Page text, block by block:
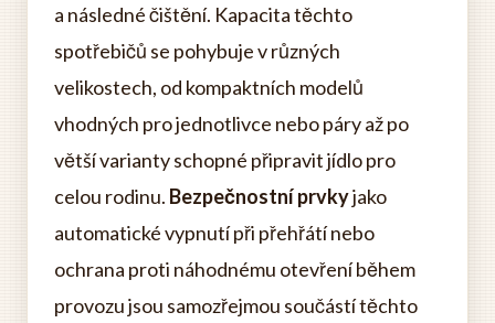
a následné čištění. Kapacita těchto
spotřebičů se pohybuje v různých
velikostech, od kompaktních modelů
vhodných pro jednotlivce nebo páry až po
větší varianty schopné připravit jídlo pro
celou rodinu. Bezpečnostní prvkyjako
automatické vypnutí při přehřátí nebo
ochrana proti náhodnému otevření během
provozu jsou samozřejmou součástí těchto